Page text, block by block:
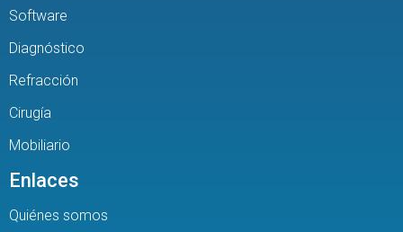
Software
Diagnóstico
Refracción
Cirugía
Mobiliario
Enlaces
Quiénes somos